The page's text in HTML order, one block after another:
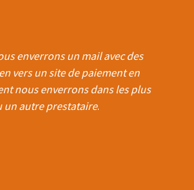
enverrons un mail avec des
vers un site de paiement en
nous enverrons dans les plus
un autre prestataire.